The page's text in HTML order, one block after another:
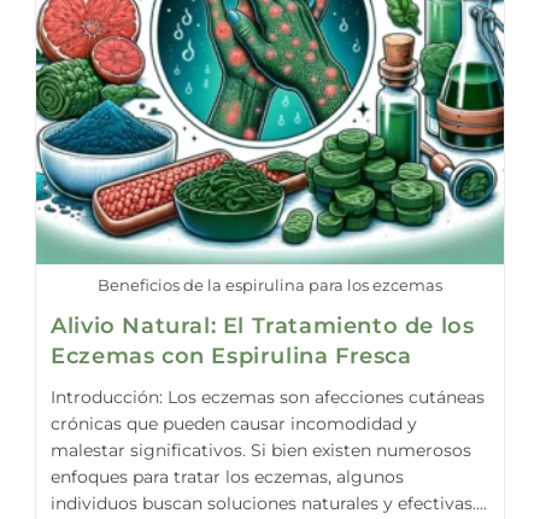
Beneficios de la espirulina para los ezcemas
Alivio Natural: El Tratamiento de los
Eczemas con Espirulina Fresca
Introducción: Los eczemas son afecciones cutáneas
crónicas que pueden causar incomodidad y
malestar significativos. Si bien existen numerosos
enfoques para tratar los eczemas, algunos
individuos buscan soluciones naturales y efectivas....